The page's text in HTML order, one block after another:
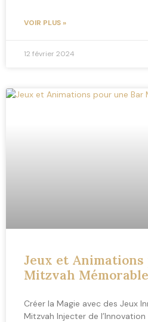
VOIR PLUS »
12 février 2024
Jeux et Animations
Mitzvah Mémorable
Créer la Magie avec des Jeux
Mitzvah Injecter de